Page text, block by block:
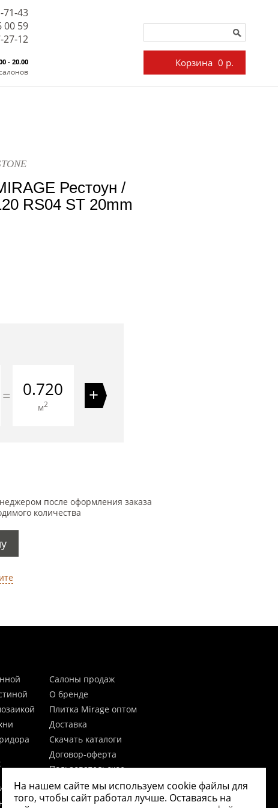
71-43
00 59
- 20.00
27-12
Корзина 0 р.
Рестоун /
RS04 ST 20mm
= 0.720
м2 +
после оформления заказа
количества
20мм)
Салоны продаж
О бренде
Плитка Mirage оптом
Доставка
Скачать каталоги
Договор-оферта
Пользовательское
Согласие на обработку
персональных данных
На нашем сайте мы используем cookie файлы для
того, чтобы сайт работал лучше. Оставаясь на